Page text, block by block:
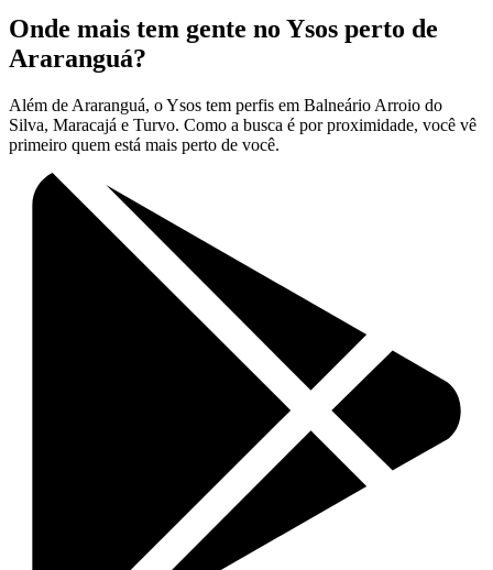
Onde mais tem gente no Ysos perto de
Araranguá?
Além de Araranguá, o Ysos tem perfis em Balneário Arroio do
Silva, Maracajá e Turvo. Como a busca é por proximidade, você vê
primeiro quem está mais perto de você.